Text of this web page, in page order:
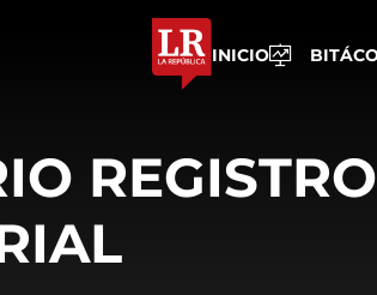
INICIO